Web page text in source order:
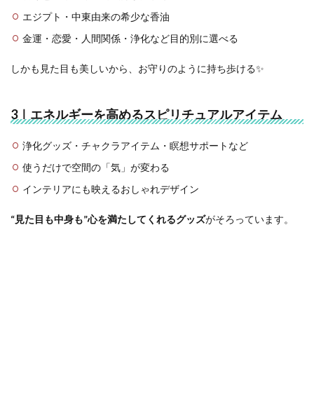
エジプト・中東由来の希少な香油
金運・恋愛・人間関係・浄化など目的別に選べる
しかも見た目も美しいから、お守りのように持ち歩ける✨
3｜エネルギーを高めるスピリチュアルアイテム
浄化グッズ・チャクラアイテム・瞑想サポートなど
使うだけで空間の「気」が変わる
インテリアにも映えるおしゃれデザイン
“見た目も中身も”心を満たしてくれるグッズがそろっています。